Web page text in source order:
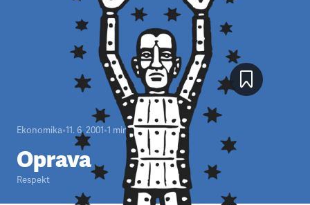
Ekonomika•11. 6. 2001•1 minuta
Oprava
Respekt